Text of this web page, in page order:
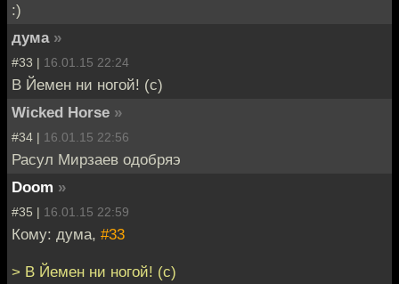
:)
дума »
#33 | 16.01.15 22:24
В Йемен ни ногой! (с)
Wicked Horse »
#34 | 16.01.15 22:56
Расул Мирзаев одобряэ
Doom »
#35 | 16.01.15 22:59
Кому: дума, #33
> В Йемен ни ногой! (с)